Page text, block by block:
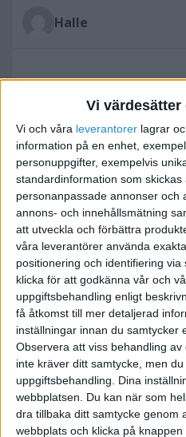
Vi
Vi och våra leverantorer lagrar
information på en enhet,
personuppgifter, exempelvis
standardinformation som
personanpassade annonser och
annons- och innehållsmätning
att utveckla och förbättra
våra leverantörer använda
positionering och identifiering
klicka för att godkänna vår och
uppgiftsbehandling enligt
få åtkomst till mer detaljerad
inställningar innan du samtycker
Observera att viss behandling
inte kräver ditt samtycke, men
uppgiftsbehandling. Dina
webbplatsen. Du kan när som
dra tillbaka ditt samtycke genom
webbplats och klicka på
Halle
Inköp Kina
2013-05-28 09:56
Köper in en del
Betalar ingen moms eller
bokför jag för att det skall
Stig Forsberg
2013-05-30 16:07
Om du varken betalar